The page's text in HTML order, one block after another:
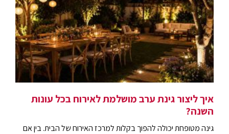
איך ליצור גינת ערב מושלמת לאירוח בכל עונות
השנה?
גינה מטופחת יכולה להפוך בקלות למרכז האירוח של הבית. בין אם